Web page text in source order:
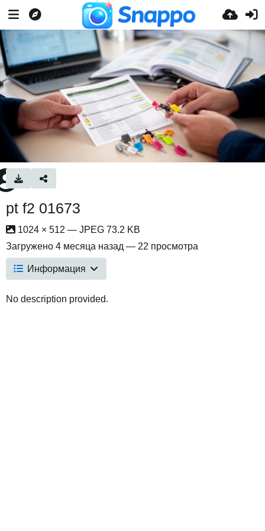
pt f2 01673
1024 × 512 — JPEG 73.2 KB
Загружено 4 месяца назад — 22 просмотра
Информация
No description provided.